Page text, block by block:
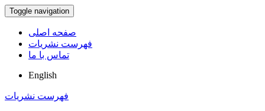
Toggle navigation
صفحه اصلی
فهرست نشریات
تماس با ما
English
فهرست نشریات